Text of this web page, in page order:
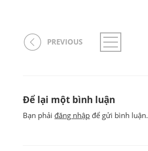
PREVIOUS
Để lại một bình luận
Bạn phải đăng nhập để gửi bình luận.